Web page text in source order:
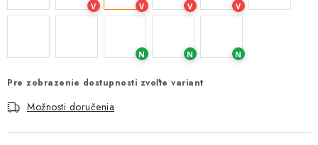
V V V V
N N N
Pre zobrazenie dostupnosti zvoľte variant
Možnosti doručenia